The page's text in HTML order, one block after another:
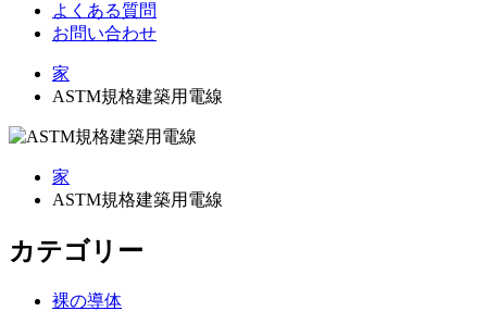
よくある質問
お問い合わせ
家
ASTM規格建築用電線
家
ASTM規格建築用電線
カテゴリー
裸の導体